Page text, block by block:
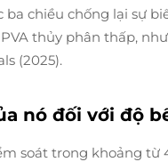
chiều chống lại sự
PVA thủy phân thấp,
(2025).
nó đối với độ
soát trong khoảng từ